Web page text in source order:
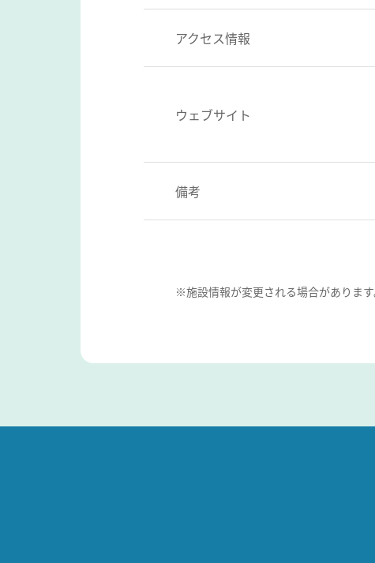
アクセス情報
ウェブサイト
備考
※施設情報が変更される場合がありま